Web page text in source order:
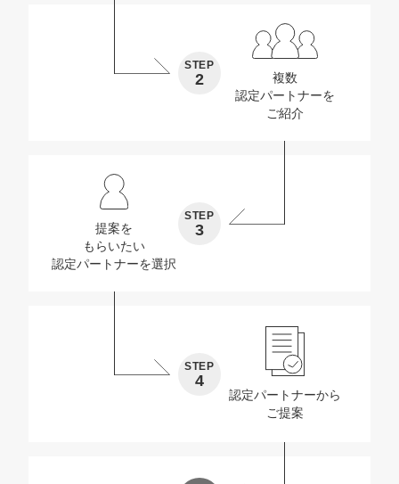
複数
認定パートナーを
ご紹介
STEP
2
提案を
もらいたい
認定パートナーを選択
STEP
3
認定パートナーから
ご提案
STEP
4